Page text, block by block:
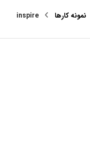
نمونه کارها inspire